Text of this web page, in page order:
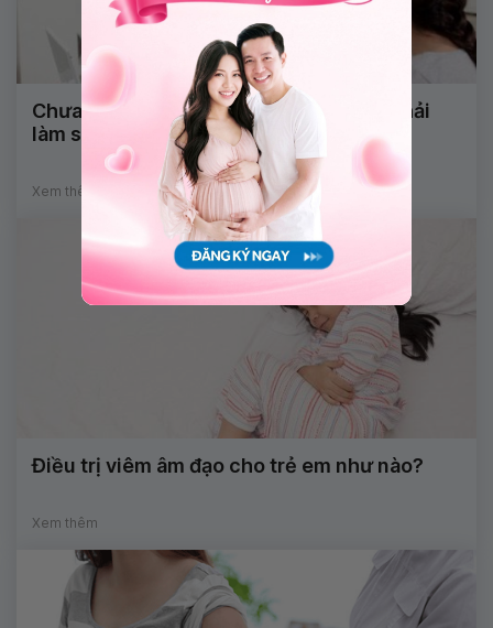
Chưa tiêm phòng trước khi mang thai phải
làm sao?
Xem thêm
Điều trị viêm âm đạo cho trẻ em như nào?
Xem thêm